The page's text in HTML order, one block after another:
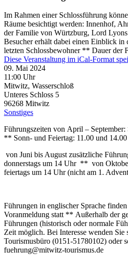
Im Rahmen einer Schlossführung
Räume besichtigt werden: Innenhof,
der Familie von Würtzburg, Lord
Besucher erhält dabei einen Einblick in
letzten Schlossbewohner ** Dauer der
Diese Veranstaltung im iCal-Format
09. Mai 2024
11:00 Uhr
Mitwitz, Wasserschloß
Unteres Schloss 5
96268 Mitwitz
Sonstiges
Führungszeiten von April – September:
** Sonn- und Feiertag: 11.00 und
von Juni bis August zusätzliche
donnerstags um 14 Uhr ** von
feiertags um 14 Uhr (nicht am 1.
Führungen in englischer Sprache
Voranmeldung statt ** Außerhalb der
Führungen (historisch oder normale
Zeit möglich. Bei Interesse wenden
Tourismusbüro (0151-51780102) oder
fuehrung@mitwitz-tourismus.de